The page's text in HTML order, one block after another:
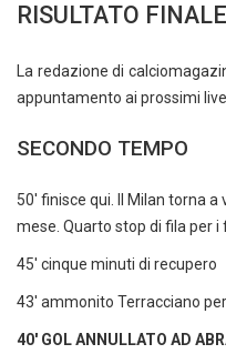
RISULTATO
La redazione di
appuntamento ai prossimi
SECONDO TEMPO
50' finisce qui. Il Milan torna
mese. Quarto stop di fila per i
45' cinque minuti di recupero
43' ammonito Terracciano
40' GOL ANNULLATO AD